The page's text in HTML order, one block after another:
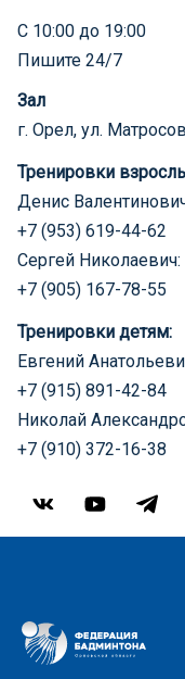
С 10:00 до 19:00
Пишите 24/7
Зал
г. Орел, ул.
Тренировки
Денис
+7 (953) 619-44-62
Сергей Николаевич:
+7 (905) 167-78-55
Тренировки детям:
Евгений
+7 (915) 891-42-84
Николай
+7 (910) 372-16-38